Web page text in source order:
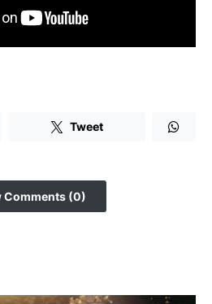
Tweet
Comments (0)